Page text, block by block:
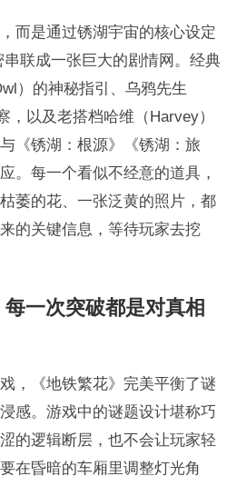
而是通过锈湖宇宙的核心设定
联成一张巨大的剧情网。经典
）的神秘指引、乌鸦先生
，以及老搭档哈维（Harvey）
《锈湖：根源》《锈湖：旅
。每一个看似不经意的道具，
萎的花、一张泛黄的照片，都
的关键信息，等待玩家去挖
一次突破都是对真相
，《地铁繁花》完美平衡了谜
感。游戏中的谜题设计堪称巧
的逻辑断层，也不会让玩家轻
在昏暗的车厢里调整灯光角